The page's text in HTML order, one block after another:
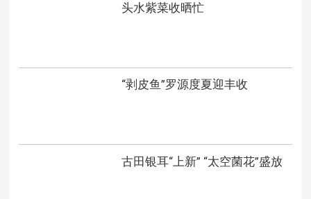
头水紫菜收晒忙
“剥皮鱼”罗源度夏迎丰收
古田银耳“上新” “太空菌花”盛放